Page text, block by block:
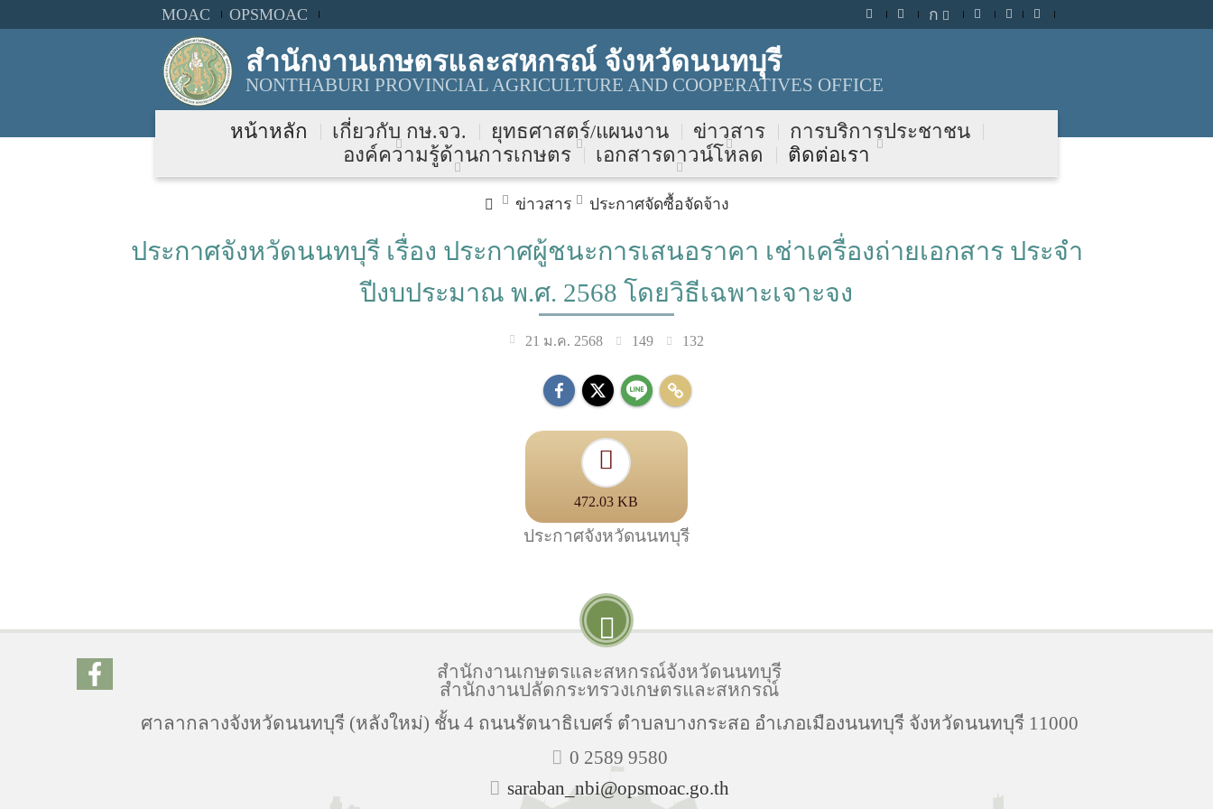
MOAC OPSMOAC ก
สำนักงานเกษตรและสหกรณ์ จังหวัดนนทบุรี
NONTHABURI PROVINCIAL AGRICULTURE AND COOPERATIVES OFFICE
หน้าหลัก เกี่ยวกับ กษ.จว. ยุทธศาสตร์/แผนงาน ข่าวสาร
การบริการประชาชน
องค์ความรู้ด้านการเกษตร
เอกสารดาวน์โหลด ติดต่อเรา
ข่าวสาร ประกาศจัดซื้อจัดจ้าง
ประกาศจังหวัดนนทบุรี เรื่อง ประกาศผู้ชนะการเสนอราคา เช่าเครื่องถ่ายเอกสาร ประจำ
ปีงบประมาณ พ.ศ. 2568 โดยวิธีเฉพาะเจาะจง
21 ม.ค. 2568 149 132
472.03 KB
ประกาศจังหวัดนนทบุรี
สำนักงานเกษตรและสหกรณ์จังหวัดนนทบุรี
สำนักงานปลัดกระทรวงเกษตรและสหกรณ์
ศาลากลางจังหวัดนนทบุรี (หลังใหม่) ชั้น 4 ถนนรัตนาธิเบศร์ ตำบลบางกระสอ อำเภอเมืองนนทบุรี จังหวัดนนทบุรี 11000
0 2589 9580
saraban_nbi@opsmoac.go.th